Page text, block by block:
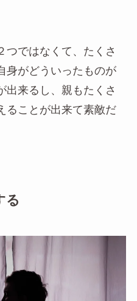
つではなくて、たくさ
身がどういったものが
出来るし、親もたくさ
ることが出来て素敵だ
る